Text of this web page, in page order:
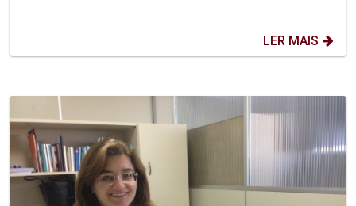
LER MAIS